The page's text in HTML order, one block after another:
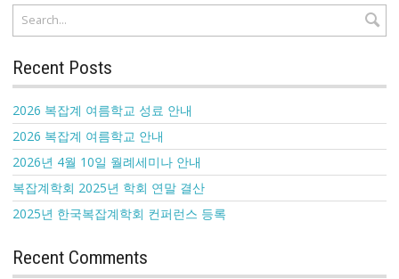
Recent Posts
2026 복잡계 여름학교 성료 안내
2026 복잡계 여름학교 안내
2026년 4월 10일 월례세미나 안내
복잡계학회 2025년 학회 연말 결산
2025년 한국복잡계학회 컨퍼런스 등록
Recent Comments